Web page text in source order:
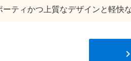
ティかつ上質なデザインと軽快
